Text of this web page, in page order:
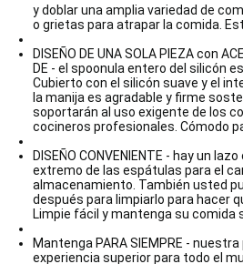
y doblar una amplia variedad de
o grietas para atrapar la comida.
DISEÑO DE UNA SOLA PIEZA con
DE - el spoonula entero del silicón
Cubierto con el silicón suave y el
la manija es agradable y firme
soportarán al uso exigente de los
cocineros profesionales. Cómodo
DISEÑO CONVENIENTE - hay un
extremo de las espátulas para el
almacenamiento. También usted
después para limpiarlo para hacer
Limpie fácil y mantenga su comida
Mantenga PARA SIEMPRE -
experiencia superior para todo el